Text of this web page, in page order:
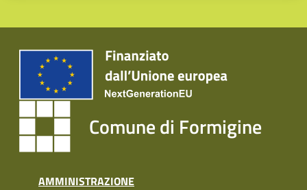
Comune di Formigine
AMMINISTRAZIONE